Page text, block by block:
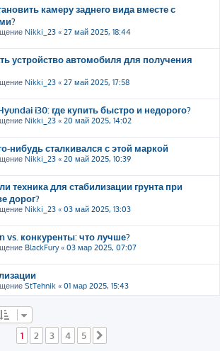
камеру заднего вида вместе с
Nikki_23 « 27 май 2025, 18:44
устройство автомобиля для получения
Nikki_23 « 27 май 2025, 17:58
i30: где купить быстро и недорого?
Nikki_23 « 20 май 2025, 14:02
нибудь сталкивался с этой маркой
Nikki_23 « 20 май 2025, 10:39
техника для стабилизации грунта при
дорог?
Nikki_23 « 03 май 2025, 13:03
vs. конкуренты: что лучше?
BlackFury« 03 мар 2025, 07:07
StTehnik « 01 мар 2025, 15:43
1
2 3 4 5